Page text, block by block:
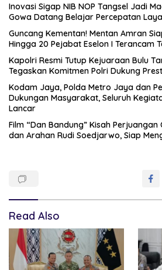
Inovasi Sigap NIB NOP Tangsel Jadi
Gowa Datang Belajar Percepatan
Guncang Kementan! Mentan Amran
Hingga 20 Pejabat Eselon I Terancam
Kapolri Resmi Tutup Kejuaraan Bulu
Tegaskan Komitmen Polri Dukung
Kodam Jaya, Polda Metro Jaya dan
Dukungan Masyarakat, Seluruh
Lancar
Film “Dan Bandung” Kisah
dan Arahan Rudi Soedjarwo, Siap
Read Also